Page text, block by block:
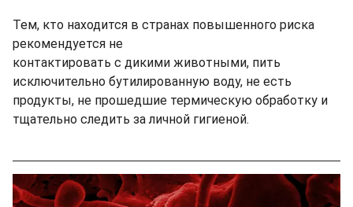
Тем, кто находится в странах повышенного риска
рекомендуется не
контактировать с дикими животными, пить
исключительно бутилированную воду, не есть
продукты, не прошедшие термическую обработку и
тщательно следить за личной гигиеной.